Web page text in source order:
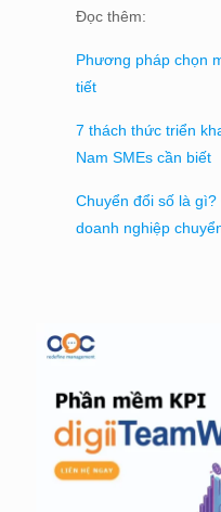
Đọc thêm:
Phương pháp chọn
tiết
7 thách thức triển
Nam SMEs cần biết
Chuyển đổi số là
doanh nghiệp